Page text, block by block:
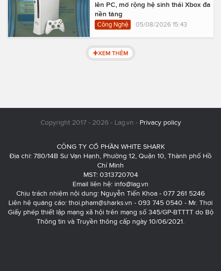
lên PC, mở rộng hệ sinh thái Xbox đa
nền tảng
Công Nghệ 05/08/2026 15:43
XEM THÊM
Copyright 2017 - 2026 - Lag.vn - Privacy policy
CÔNG TY CỔ PHẦN WHITE SHARK
Địa chỉ: 780/14B Sư Vạn Hạnh, Phường 12, Quận 10, Thành phố Hồ
Chí Minh
MST: 0313720704
Email liên hệ: info@lag.vn
Chịu trách nhiệm nội dung: Nguyễn Tiến Khoa - 077 261 5246
Liên hệ quảng cáo: thoi.pham@sharks.vn - 093 745 0540 - Mr. Thơi
Giấy phép thiết lập mạng xã hội trên mạng số 345/GP-BTTTT do Bộ
Thông tin và Truyền thông cấp ngày 10/06/2021.